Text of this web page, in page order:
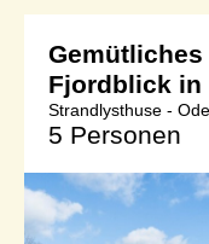
Fjordblick in
Strandlysthuse -
5 Personen